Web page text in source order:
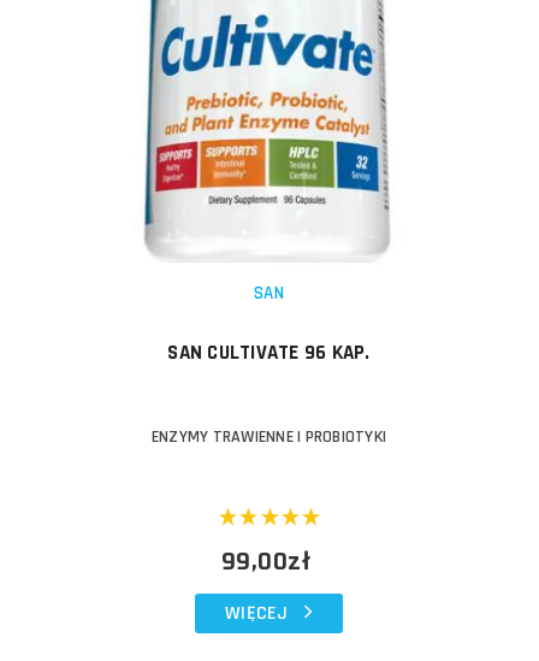
SAN
SAN CULTIVATE 96 KAP.
ENZYMY TRAWIENNE I PROBIOTYKI
99,00zł
WIĘCEJ